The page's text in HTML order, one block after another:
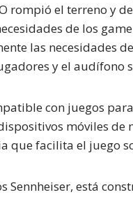
rompió el terreno y
de los
las necesidades
y el audífono
con juegos
móviles
que facilita el juego
Sennheiser, está